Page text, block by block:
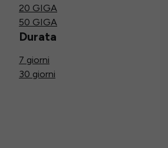
20 GIGA
50 GIGA
Durata
7 giorni
30 giorni